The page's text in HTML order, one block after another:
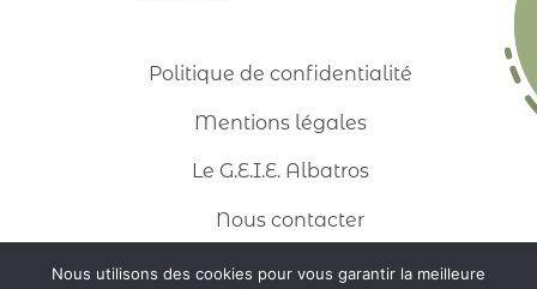
Politique de confidentialité
Mentions légales
Le G.E.I.E. Albatros
Nous contacter
Nous utilisons des cookies pour vous garantir la meilleure